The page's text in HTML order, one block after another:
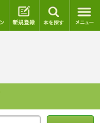
ログイン 新規登録